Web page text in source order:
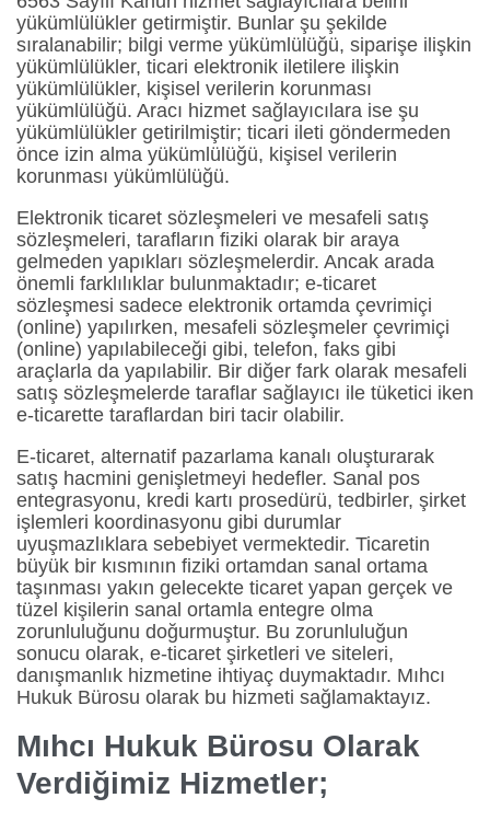
yükümlülükler getirmiştir. Bunlar şu şekilde
sıralanabilir; bilgi verme yükümlülüğü, siparişe ilişkin
yükümlülükler, ticari elektronik iletilere ilişkin
yükümlülükler, kişisel verilerin korunması
yükümlülüğü. Aracı hizmet sağlayıcılara ise şu
yükümlülükler getirilmiştir; ticari ileti göndermeden
önce izin alma yükümlülüğü, kişisel verilerin
korunması yükümlülüğü.
Elektronik ticaret sözleşmeleri ve mesafeli satış
sözleşmeleri, tarafların fiziki olarak bir araya
gelmeden yapıkları sözleşmelerdir. Ancak arada
önemli farklılıklar bulunmaktadır; e-ticaret
sözleşmesi sadece elektronik ortamda çevrimiçi
(online) yapılırken, mesafeli sözleşmeler çevrimiçi
(online) yapılabileceği gibi, telefon, faks gibi
araçlarla da yapılabilir. Bir diğer fark olarak mesafeli
satış sözleşmelerde taraflar sağlayıcı ile tüketici iken
e-ticarette taraflardan biri tacir olabilir.
E-ticaret, alternatif pazarlama kanalı oluşturarak
satış hacmini genişletmeyi hedefler. Sanal pos
entegrasyonu, kredi kartı prosedürü, tedbirler, şirket
işlemleri koordinasyonu gibi durumlar
uyuşmazlıklara sebebiyet vermektedir. Ticaretin
büyük bir kısmının fiziki ortamdan sanal ortama
taşınması yakın gelecekte ticaret yapan gerçek ve
tüzel kişilerin sanal ortamla entegre olma
zorunluluğunu doğurmuştur. Bu zorunluluğun
sonucu olarak, e-ticaret şirketleri ve siteleri,
danışmanlık hizmetine ihtiyaç duymaktadır. Mıhcı
Hukuk Bürosu olarak bu hizmeti sağlamaktayız.
Mıhcı Hukuk Bürosu Olarak
Verdiğimiz Hizmetler;